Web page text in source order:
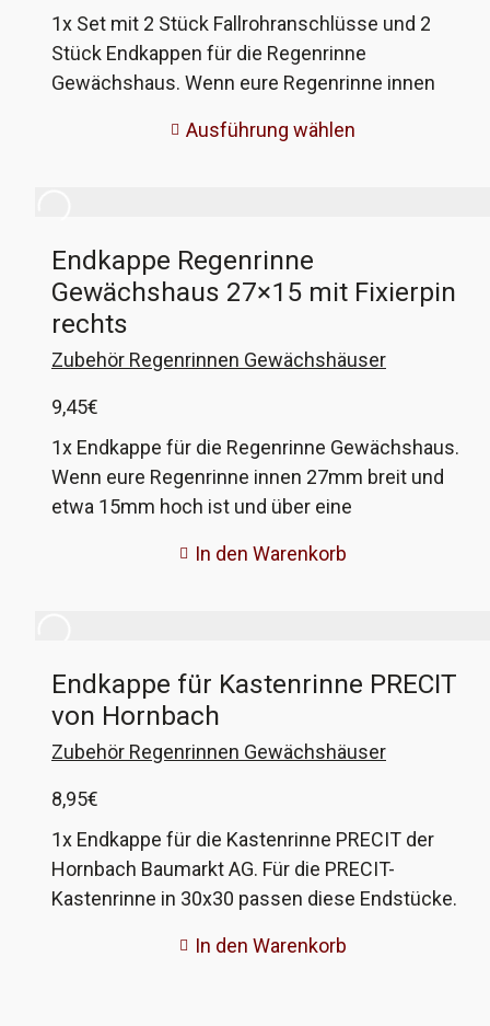
1x Set mit 2 Stück Fallrohranschlüsse und 2
Stück Endkappen für die Regenrinne
Gewächshaus. Wenn eure Regenrinne innen
passen diese Anschlüsse perfekt. Der
für 1Zoll Gartenschlauch. Wenn nicht, gebt mir
die Maße eurer Rinne und ich fertige passende
an!
Ausführung wählen
Endkappe Regenrinne
Gewächshaus 27×15 mit Fixierpin
rechts
Zubehör Regenrinnen Gewächshäuser
9,45€
1x Endkappe für die Regenrinne Gewächshaus.
Wenn eure Regenrinne innen 27mm breit und
etwa 15mm hoch ist und über eine
könmnten diese passen. Wenn nicht, gebt mir
In den Warenkorb
Endkappe für Kastenrinne PRECIT
von Hornbach
Zubehör Regenrinnen Gewächshäuser
8,95€
1x Endkappe für die Kastenrinne PRECIT der
Hornbach Baumarkt AG. Für die PRECIT-
Kastenrinne in 30x30 passen diese Endstücke.
In den Warenkorb